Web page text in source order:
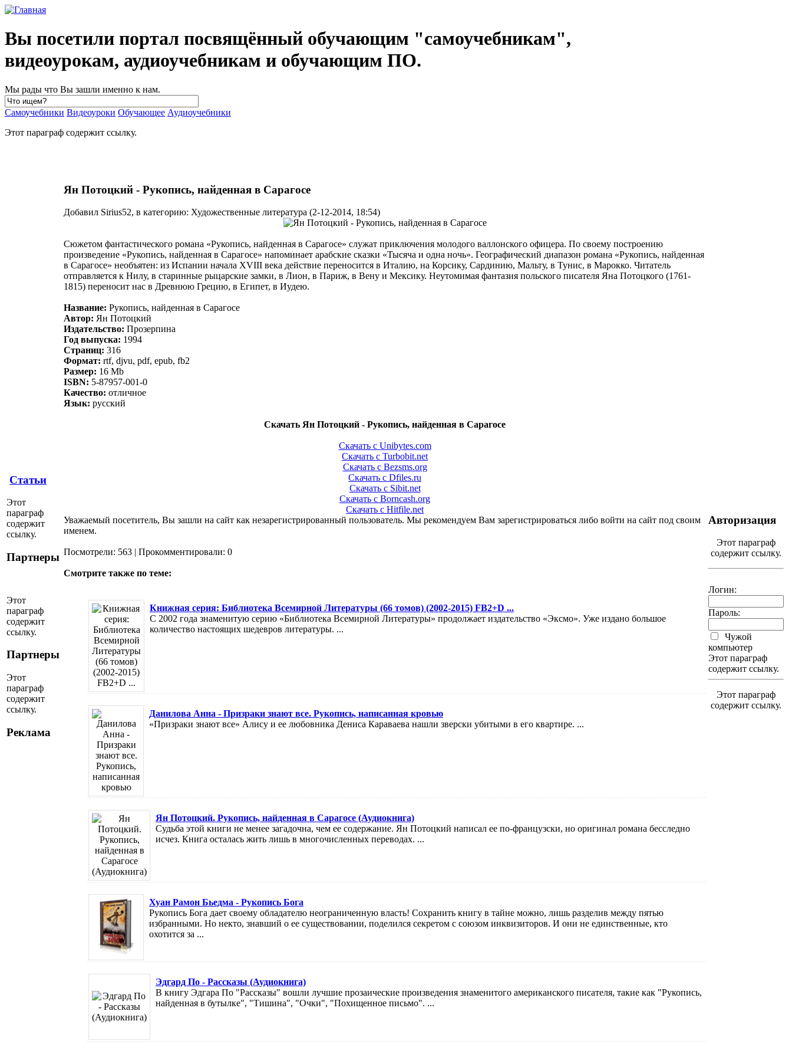
Вы посетили портал посвящённый обучающим "самоучебникам",
видеоурокам, аудиоучебникам и обучающим ПО.
Мы рады что Вы зашли именно к нам.
Самоучебники Видеоуроки Обучающее Аудиоучебники
Этот параграф содержит ссылку.
Статьи
Этот
параграф
содержит
ссылку.
Партнеры
Этот
параграф
содержит
ссылку.
Партнеры
Этот
параграф
содержит
ссылку.
Реклама
Ян Потоцкий - Рукопись, найденная в Сарагосе
Добавил Sirius52, в категорию: Художественные литература (2-12-2014, 18:54)
Сюжетом фантастического романа «Рукопись, найденная в Сарагосе» служат приключения молодого валлонского офицера. По своему построению
произведение «Рукопись, найденная в Сарагосе» напоминает арабские сказки «Тысяча и одна ночь». Географический диапазон романа «Рукопись, найденная
в Сарагосе» необъятен: из Испании начала XVIII века действие переносится в Италию, на Корсику, Сардинию, Мальту, в Тунис, в Марокко. Читатель
отправляется к Нилу, в старинные рыцарские замки, в Лион, в Париж, в Вену и Мексику. Неутомимая фантазия польского писателя Яна Потоцкого (1761-
1815) переносит нас в Древнюю Грецию, в Египет, в Иудею.
Название: Рукопись, найденная в Сарагосе
Автор: Ян Потоцкий
Издательство: Прозерпина
Год выпуска: 1994
Страниц: 316
Формат: rtf, djvu, pdf, epub, fb2
Размер: 16 Mb
ISBN: 5-87957-001-0
Качество: отличное
Язык: русский
Скачать Ян Потоцкий - Рукопись, найденная в Сарагосе
Скачать с Unibytes.com
Скачать с Turbobit.net
Скачать с Bezsms.org
Скачать с Dfiles.ru
Скачать с Sibit.net
Скачать с Borncash.org
Скачать с Hitfile.net
Уважаемый посетитель, Вы зашли на сайт как незарегистрированный пользователь. Мы рекомендуем Вам зарегистрироваться либо войти на сайт под своим
именем.
Посмотрели: 563 | Прокомментировали: 0
Смотрите также по теме:
Книжная серия: Библиотека Всемирной Литературы (66 томов) (2002-2015) FB2+D ...
С 2002 года знаменитую серию «Библиотека Всемирной Литературы» продолжает издательство «Эксмо». Уже издано большое
количество настоящих шедевров литературы. ...
Данилова Анна - Призраки знают все. Рукопись, написанная кровью
«Призраки знают все» Алису и ее любовника Дениса Караваева нашли зверски убитыми в его квартире. ...
Ян Потоцкий. Рукопись, найденная в Сарагосе (Аудиокнига)
Судьба этой книги не менее загадочна, чем ее содержание. Ян Потоцкий написал ее по-французски, но оригинал романа бесследно
исчез. Книга осталась жить лишь в многочисленных переводах. ...
Хуан Рамон Бьедма - Рукопись Бога
Рукопись Бога дает своему обладателю неограниченную власть! Сохранить книгу в тайне можно, лишь разделив между пятью
избранными. Но некто, знавший о ее существовании, поделился секретом с союзом инквизиторов. И они не единственные, кто
охотится за ...
Эдгард По - Рассказы (Аудиокнига)
В книгу Эдгара По "Рассказы" вошли лучшие прозаические произведения знаменитого американского писателя, такие как "Рукопись,
найденная в бутылке", "Тишина", "Очки", "Похищенное письмо". ...
Авторизация
Этот параграф
содержит ссылку.
Логин:
Пароль:
Чужой
компьютер
Этот параграф
содержит ссылку.
Этот параграф
содержит ссылку.